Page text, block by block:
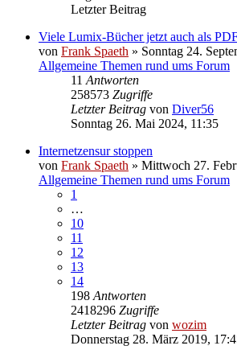
Letzter Beitrag
Viele Lumix-Bücher jetzt auch als
von Frank Spaeth » Sonntag 24.
Allgemeine Themen rund ums Forum
11 Antworten
258573 Zugriffe
Letzter Beitrag von Diver56
Sonntag 26. Mai 2024, 11:35
Internetzensur stoppen
von Frank Spaeth » Mittwoch 27.
Allgemeine Themen rund ums Forum
1
…
10
11
12
13
14
198 Antworten
2418296 Zugriffe
Letzter Beitrag von wozim
Donnerstag 28. März 2019,